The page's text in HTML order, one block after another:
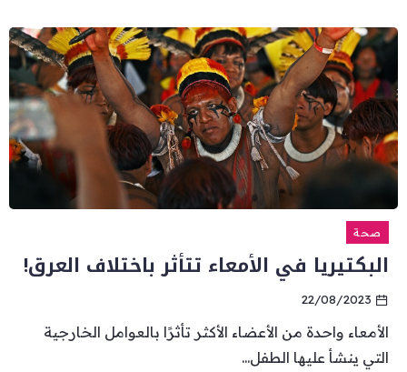
صحة
البكتيريا في الأمعاء تتأثر باختلاف العرق!
22/08/2023
الأمعاء واحدة من الأعضاء الأكثر تأثرًا بالعوامل الخارجية
التي ينشأ عليها الطفل...